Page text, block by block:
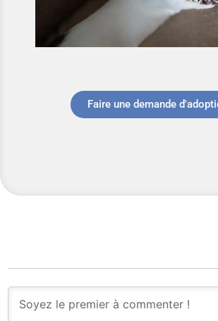
Faire une demande